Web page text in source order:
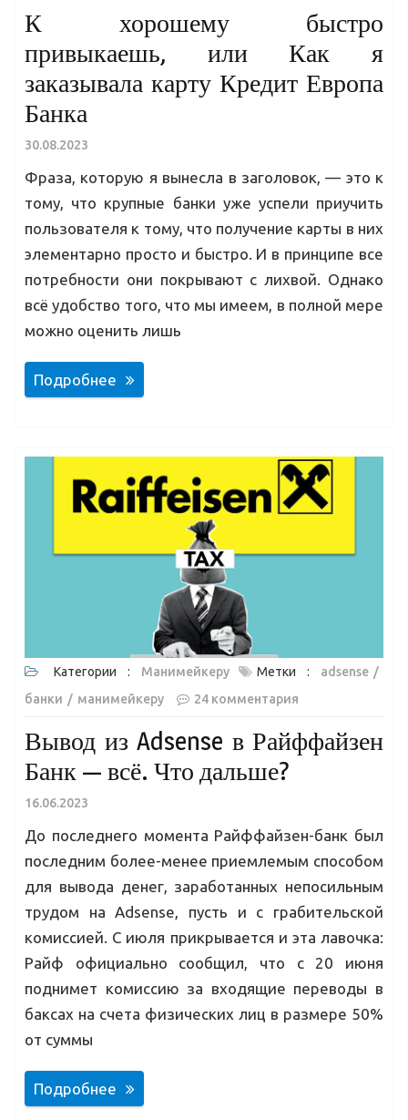
К хорошему быстро
привыкаешь, или Как я
заказывала карту Кредит Европа
Банка
30.08.2023
Фраза, которую я вынесла в заголовок, — это к
тому, что крупные банки уже успели приучить
пользователя к тому, что получение карты в них
элементарно просто и быстро. И в принципе все
потребности они покрывают с лихвой. Однако
всё удобство того, что мы имеем, в полной мере
можно оценить лишь
Подробнее
Категории : Манимейкеру Метки : adsense
банки
манимейкеру 24 комментария
Вывод из Adsense в Райффайзен
Банк — всё. Что дальше?
16.06.2023
До последнего момента Райффайзен-банк был
последним более-менее приемлемым способом
для вывода денег, заработанных непосильным
трудом на Adsense, пусть и с грабительской
комиссией. С июля прикрывается и эта лавочка:
Райф официально сообщил, что с 20 июня
поднимет комиссию за входящие переводы в
баксах на счета физических лиц в размере 50%
от суммы
Подробнее